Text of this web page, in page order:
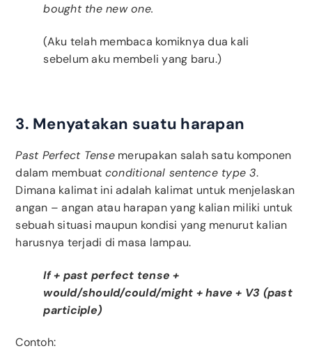
bought the new one.
(Aku telah membaca komiknya dua kali
sebelum aku membeli yang baru.)
3. Menyatakan suatu harapan
Past Perfect Tensemerupakan salah satu komponen
dalam membuat conditional sentence type 3.
Dimana kalimat ini adalah kalimat untuk menjelaskan
angan – angan atau harapan yang kalian miliki untuk
sebuah situasi maupun kondisi yang menurut kalian
harusnya terjadi di masa lampau.
If + past perfect tense +
would/should/could/might + have + V3 (past
participle)
Contoh: